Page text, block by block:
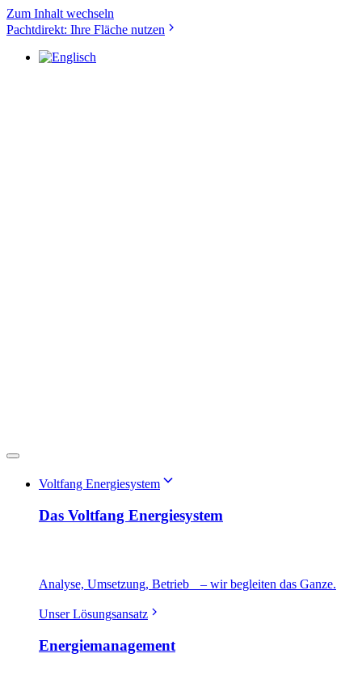
Zum Inhalt wechseln
Pachtdirekt: Ihre Fläche nutzen
Voltfang Energiesystem
Das Voltfang Energiesystem
Analyse, Umsetzung, Betrieb – wir begleiten das Ganze.
Unser Lösungsansatz
Energiemanagement